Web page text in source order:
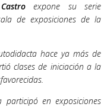
expone su serie
de exposiciones de la
hace ya más de
clases de iniciación a la
en exposiciones